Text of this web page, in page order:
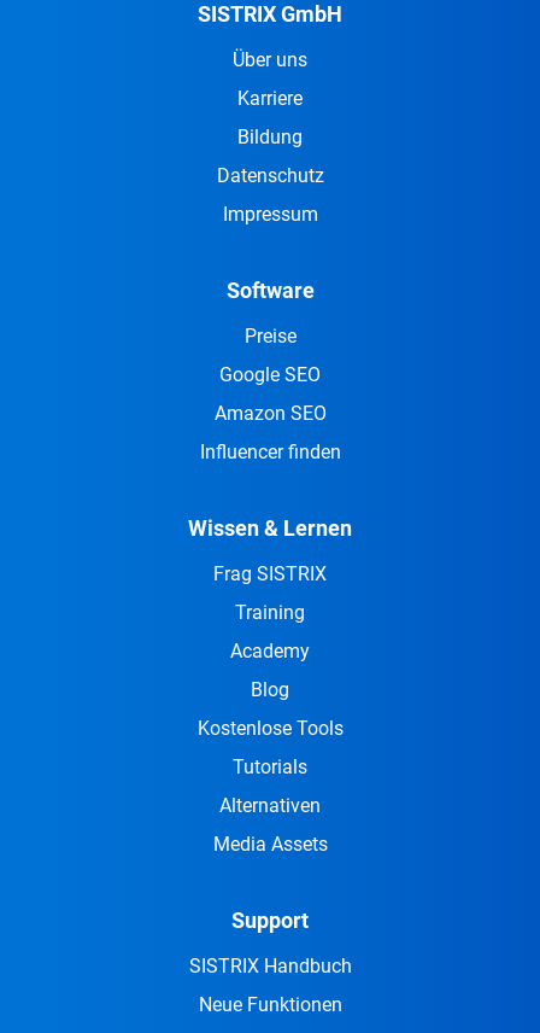
SISTRIX GmbH
Über uns
Karriere
Bildung
Datenschutz
Impressum
Software
Preise
Google SEO
Amazon SEO
Influencer finden
Wissen & Lernen
Frag SISTRIX
Training
Academy
Blog
Kostenlose Tools
Tutorials
Alternativen
Media Assets
Support
SISTRIX Handbuch
Neue Funktionen